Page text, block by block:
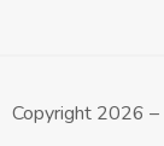
Copyright 2026 –